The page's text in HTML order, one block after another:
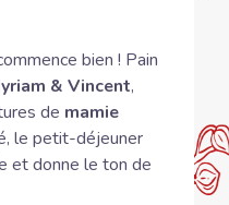
bien ! Pain
& Vincent,
de mamie
le petit-déjeuner
et donne le ton de